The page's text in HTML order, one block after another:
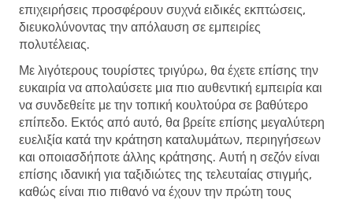
επιχειρήσεις προσφέρουν συχνά ειδικές εκπτώσεις,
διευκολύνοντας την απόλαυση σε εμπειρίες
πολυτέλειας.
Με λιγότερους τουρίστες τριγύρω, θα έχετε επίσης την
ευκαιρία να απολαύσετε μια πιο αυθεντική εμπειρία και
να συνδεθείτε με την τοπική κουλτούρα σε βαθύτερο
επίπεδο. Εκτός από αυτό, θα βρείτε επίσης μεγαλύτερη
ευελιξία κατά την κράτηση καταλυμάτων, περιηγήσεων
και οποιασδήποτε άλλης κράτησης. Αυτή η σεζόν είναι
επίσης ιδανική για ταξιδιώτες της τελευταίας στιγμής,
καθώς είναι πιο πιθανό να έχουν την πρώτη τους